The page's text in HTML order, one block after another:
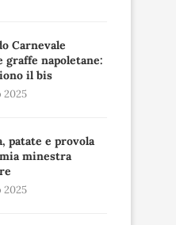
Carnevale
graffe napoletane:
il bis
2025
patate e provola
minestra
2025